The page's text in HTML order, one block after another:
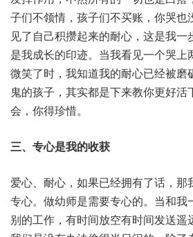
子们不领情，孩子们不买账，你哭也
见了自己积攒起来的耐心，这是我
是我成长的印迹。当我看见一个哭上
微笑了时，我知道我的耐心已经被磨
鬼的孩子，其实都是下来教你更好
会，你得珍惜。
三、专心是我的收获
爱心、耐心，如果已经拥有了话，那
专心。做幼师是需要专心的。当和我
别的工作，有时间放空有时间发送遥